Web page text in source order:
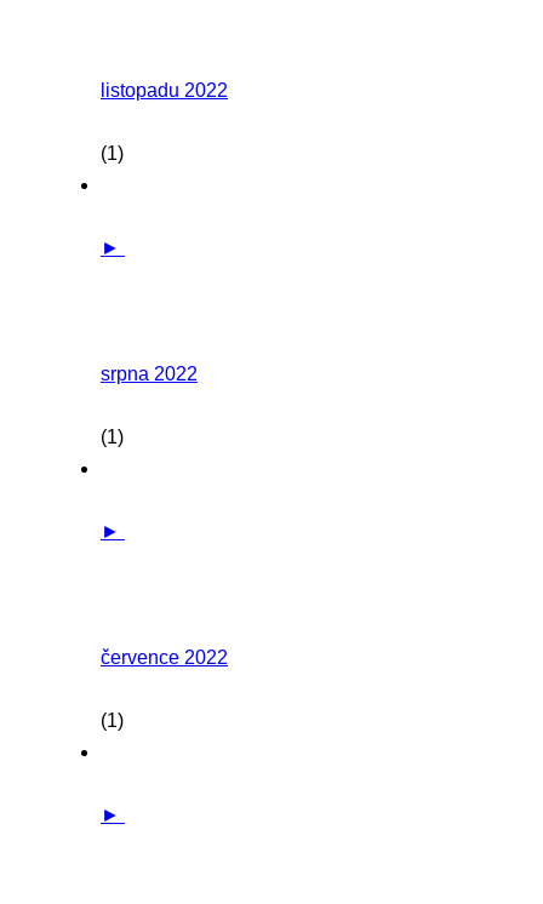
listopadu 2022
(1)
►
srpna 2022
(1)
►
července 2022
(1)
►